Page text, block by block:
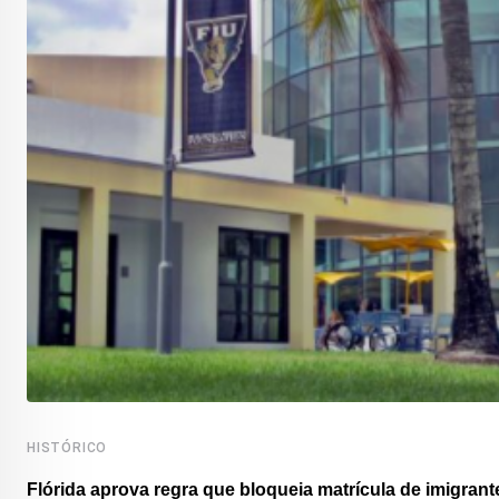
HISTÓRICO
Flórida aprova regra que bloqueia matrícula de